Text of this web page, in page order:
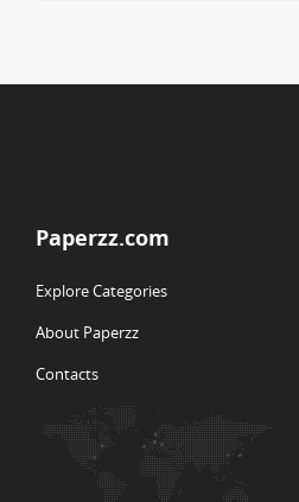
Paperzz.com
Explore Categories
About Paperzz
Contacts